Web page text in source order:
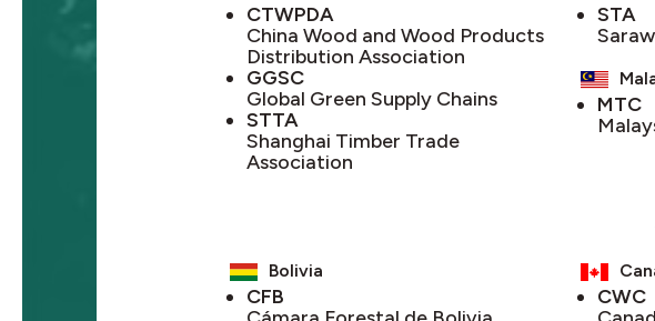
CTWPDA
China Wood and Wood Products
Distribution Association
GGSC
Global Green Supply Chains
STTA
Shanghai Timber Trade
Association
STA
MTC
Bolivia
CFB
CWC